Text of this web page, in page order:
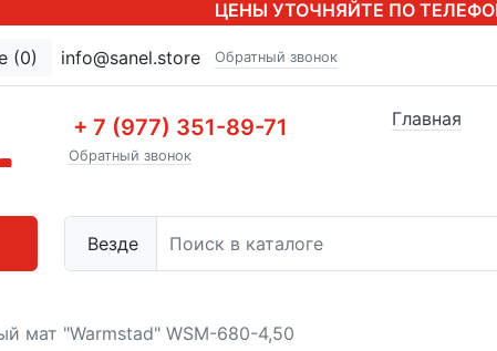
ЦЕНЫ УТОЧНЯЙТЕ ПО
(0) info@sanel.store Обратный звонок
+ 7 (977) 351-89-71
Обратный звонок
Везде
Главная
мат "Warmstad" WSM-680-4,50